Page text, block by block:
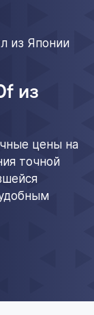
из Японии
из
цены на
точной